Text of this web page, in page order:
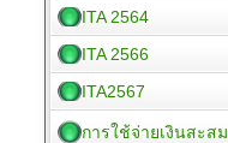
ITA 2564
ITA 2566
ITA2567
การใช้จ่ายเงินสะสม